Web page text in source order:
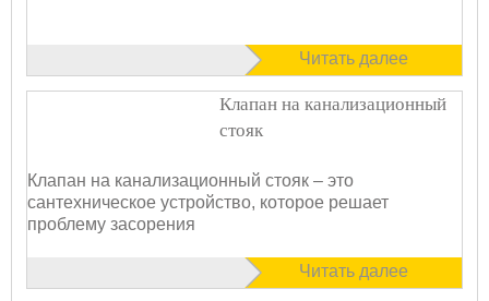
Читать далее
Клапан на канализационный
стояк
Клапан на канализационный стояк – это
сантехническое устройство, которое решает
проблему засорения
Читать далее